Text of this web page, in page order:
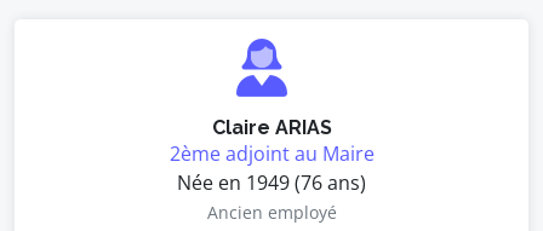
Claire ARIAS
2ème adjoint au Maire
Née en 1949 (76 ans)
Ancien employé